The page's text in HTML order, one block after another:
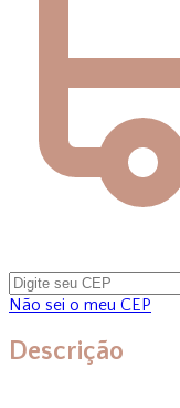
Não sei o meu CEP
Descrição